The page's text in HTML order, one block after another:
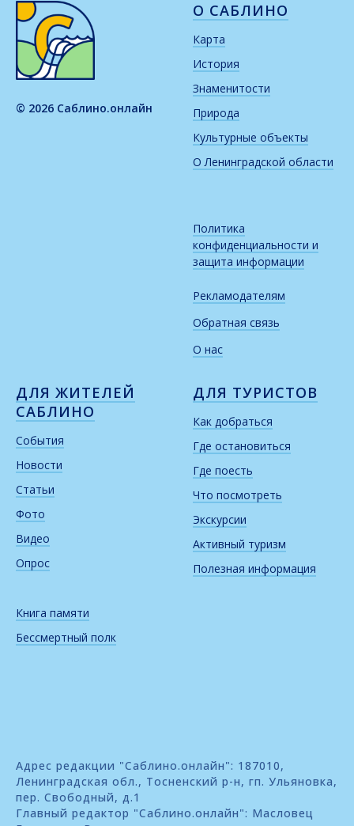
© 2026 Саблино.онлайн
О САБЛИНО
Карта
История
Знаменитости
Природа
Культурные объекты
О Ленинградской области
Политика
конфиденциальности и
защита информации
Рекламодателям
Обратная связь
О нас
ДЛЯ ЖИТЕЛЕЙ
САБЛИНО
События
Новости
Статьи
Фото
Видео
Опрос
Книга памяти
Бессмертный полк
ДЛЯ ТУРИСТОВ
Как добраться
Где остановиться
Где поесть
Что посмотреть
Экскурсии
Активный туризм
Полезная информация
Адрес редакции "Саблино.онлайн": 187010,
Ленинградская обл., Тосненский р-н, гп. Ульяновка,
пер. Свободный, д.1
Главный редактор "Саблино.онлайн": Масловец